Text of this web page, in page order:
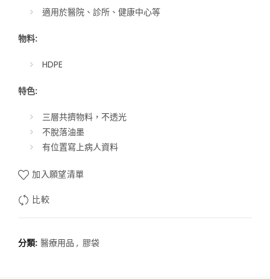
適用於醫院、診所、健康中心等
物料:
HDPE
特色:
三層共擠物料，不透光
不脫落油墨
有位置寫上病人資料
加入願望清單
比較
分類: 醫療用品 , 膠袋